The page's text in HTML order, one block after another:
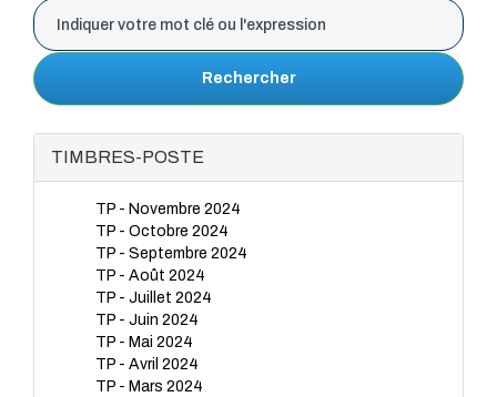
Rechercher
TIMBRES-POSTE
TP - Novembre 2024
TP - Octobre 2024
TP - Septembre 2024
TP - Août 2024
TP - Juillet 2024
TP - Juin 2024
TP - Mai 2024
TP - Avril 2024
TP - Mars 2024